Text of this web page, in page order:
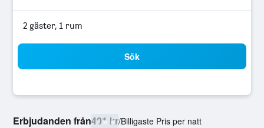
2 gäster, 1 rum
Sök
Erbjudanden från401 kr/Billigaste Pris per natt